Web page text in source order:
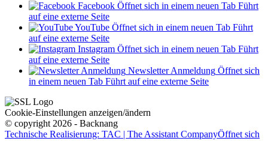
Facebook Öffnet sich in einem neuen Tab Führt
auf eine externe Seite
YouTube Öffnet sich in einem neuen Tab Führt
auf eine externe Seite
Instagram Öffnet sich in einem neuen Tab Führt
auf eine externe Seite
Newsletter Anmeldung Öffnet sich
in einem neuen Tab Führt auf eine externe Seite
Cookie-Einstellungen anzeigen/ändern
© copyright 2026 - Backnang
Technische Realisierung: TAC | The Assistant CompanyÖffnet sich